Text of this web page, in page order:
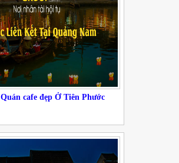
Quán cafe đẹp Ở Tiên Phước